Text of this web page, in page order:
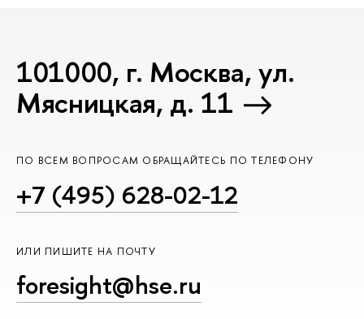
101000, г. Москва, ул.
Мясницкая, д. 11
ПО ВСЕМ ВОПРОСАМ ОБРАЩАЙТЕСЬ ПО ТЕЛЕФОНУ
+7 (495) 628-02-12
ИЛИ ПИШИТЕ НА ПОЧТУ
foresight@hse.ru